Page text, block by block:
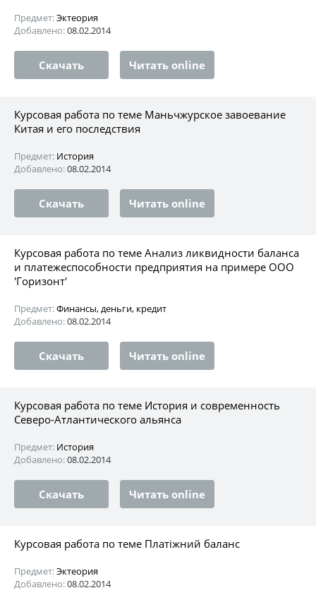
Предмет:Эктеория
Добавлено:08.02.2014
Скачать Читать online
Курсовая работа по теме Маньчжурское завоевание
Китая и его последствия
Предмет: История
Добавлено:08.02.2014
Скачать Читать online
Курсовая работа по теме Анализ ликвидности баланса
и платежеспособности предприятия на примере ООО
'Горизонт'
Предмет:Финансы, деньги, кредит
Добавлено:08.02.2014
Скачать Читать online
Курсовая работа по теме История и современность
Северо-Атлантического альянса
Предмет: История
Добавлено:08.02.2014
Скачать Читать online
Курсовая работа по теме Платіжний баланс
Предмет:Эктеория
Добавлено:08.02.2014